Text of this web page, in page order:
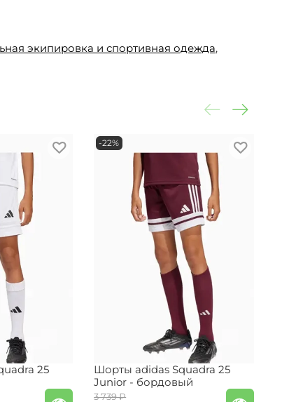
экипировка и спортивная одежда,
25
-22%
Шорты adidas Squadra 25
Junior - бордовый
3 739 ₽